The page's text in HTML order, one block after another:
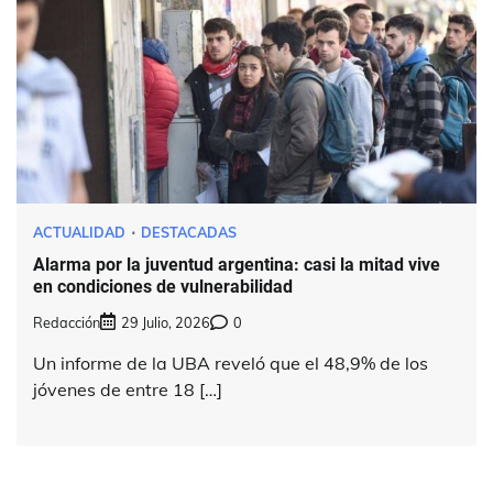
ACTUALIDAD DESTACADAS
Alarma por la juventud argentina: casi la mitad vive
en condiciones de vulnerabilidad
Redacción 29 Julio, 2026 0
Un informe de la UBA reveló que el 48,9% de los
jóvenes de entre 18 […]